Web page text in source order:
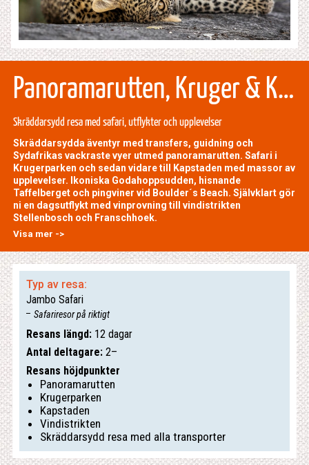
Panoramarutten, Kruger & Kapstaden
Skräddarsydd resa med safari, utflykter och upplevelser
Skräddarsydda äventyr med transfers, guidning och
Sydafrikas vackraste vyer utmed panoramarutten. Safari i
Krugerparken och sedan vidare till Kapstaden med massor av
upplevelser. Ikoniska Godahoppsudden, hisnande
Taffelberget och pingviner vid Boulder´s Beach. Självklart gör
ni en dagsutflykt med vinprovning till vindistrikten
Stellenbosch och Franschhoek.
Visa mer ->
Typ av resa:
Jambo Safari
Safariresor på riktigt
Resans längd: 12 dagar
Antal deltagare: 2–
Resans höjdpunkter
Panoramarutten
Krugerparken
Kapstaden
Vindistrikten
Skräddarsydd resa med alla transporter